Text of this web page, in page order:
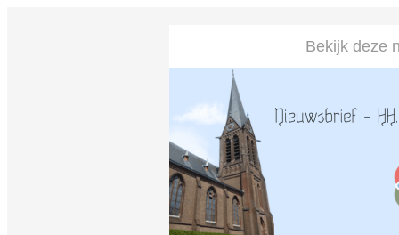
Bekijk deze